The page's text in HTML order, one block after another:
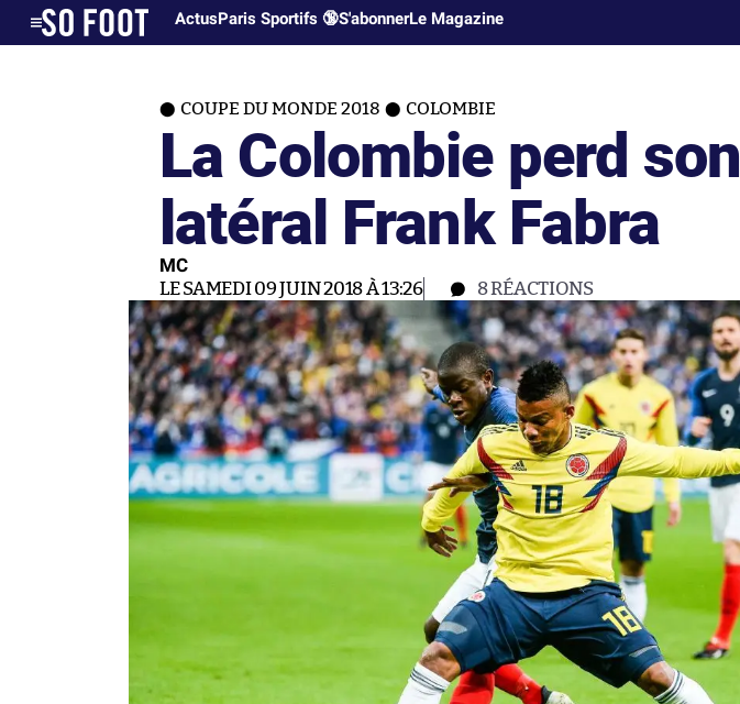
ActusParis Sportifs 🔞S'abonnerLe Magazine
COUPE DU MONDE 2018 COLOMBIE
La Colombie perd son
latéral Frank Fabra
MC
LE SAMEDI 09 JUIN 2018 À 13:26 8RÉACTIONS